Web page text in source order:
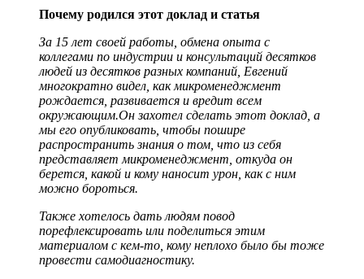
Почему родился этот доклад и статья
За 15 лет своей работы, обмена опыта с
коллегами по индустрии и консультаций десятков
людей из десятков разных компаний, Евгений
многократно видел, как микроменеджмент
рождается, развивается и вредит всем
окружающим.Он захотел сделать этот доклад, а
мы его опубликовать, чтобы пошире
распространить знания о том, что из себя
представляет микроменеджмент, откуда он
берется, какой и кому наносит урон, как с ним
можно бороться.
Также хотелось дать людям повод
порефлексировать или поделиться этим
материалом с кем-то, кому неплохо было бы тоже
провести самодиагностику.